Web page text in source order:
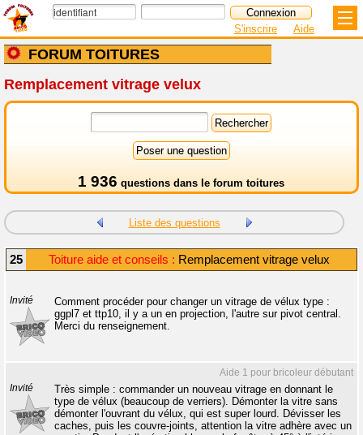
FORUM TOITURES
S'inscrire Aide
Remplacement vitrage velux
1 936 questions dans le forum toitures
Liste des questions
25 Toiture aide et conseils : Remplacement vitrage velux
Invité
Comment procéder pour changer un vitrage de vélux type :
ggpl7 et ttp10, il y a un en projection, l'autre sur pivot central.
Merci du renseignement.
Aide 1 pour bricoleur débutant
Invité
Très simple : commander un nouveau vitrage en donnant le
type de vélux (beaucoup de verriers). Démonter la vitre sans
démonter l'ouvrant du vélux, qui est super lourd. Dévisser les
caches, puis les couvre-joints, attention la vitre adhère avec un